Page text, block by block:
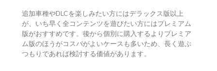
追加車種やDLCを楽しみたい方にはデラックス版以上
が、いち早く全コンテンツを遊びたい方にはプレミアム
版がおすすめです。後から個別に購入するよりプレミア
ム版のほうがコスパがよいケースも多いため、長く遊ぶ
つもりであれば検討する価値があります。